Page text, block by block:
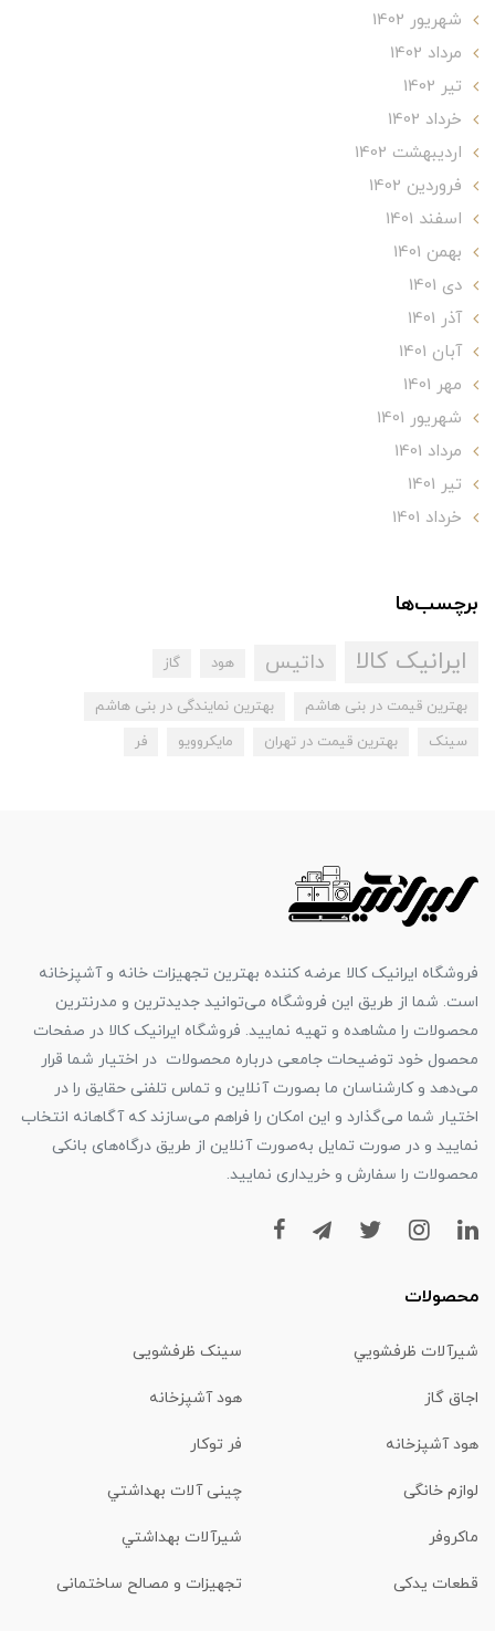
شهریور 1402
مرداد 1402
تير 1402
خرداد 1402
ارديبهشت 1402
فروردین 1402
اسفند 1401
بهمن 1401
دی 1401
آذر 1401
آبان 1401
مهر 1401
شهریور 1401
مرداد 1401
تير 1401
خرداد 1401
برچسب‌ها
ایرانیک کالا داتیس هود گاز
بهترین قیمت در بنی هاشم
بهترین نمایندگی در بنی هاشم
سینک
بهترین قیمت در تهران مایکروویو فر
فروشگاه ایرانیک کالا عرضه کننده بهترین تجهیزات خانه و آشپزخانه
است. شما از طریق این فروشگاه می‌توانید جدیدترین و مدرنترین
محصولات را مشاهده و تهیه نمایید. فروشگاه ایرانیک کالا در صفحات
محصول خود توضیحات جامعی درباره محصولات در اختیار شما قرار
می‌دهد و کارشناسان ما بصورت آنلاین و تماس تلفنی حقایق را در
اختیار شما می‌گذارد و این امکان را فراهم می‌سازند که آگاهانه انتخاب
نمایید و در صورت تمایل به‌صورت آنلاین از طریق درگاه‌های بانکی
محصولات را سفارش و خریداری نمایید.
محصولات
شیرآلات ظرفشويي سینک ظرفشویی
اجاق گاز هود آشپزخانه
هود آشپزخانه فر توکار
لوازم خانگی چینی آلات بهداشتي
ماكروفر شیرآلات بهداشتي
قطعات یدکی تجهیزات و مصالح ساختمانی